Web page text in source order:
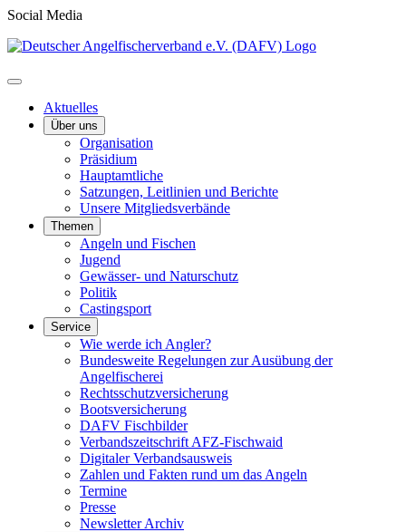
Social Media
Aktuelles
Über uns
Organisation
Präsidium
Hauptamtliche
Satzungen, Leitlinien und Berichte
Unsere Mitgliedsverbände
Themen
Angeln und Fischen
Jugend
Gewässer- und Naturschutz
Politik
Castingsport
Service
Wie werde ich Angler?
Bundesweite Regelungen zur Ausübung der
Angelfischerei
Rechtsschutzversicherung
Bootsversicherung
DAFV Fischbilder
Verbandszeitschrift AFZ-Fischwaid
Digitaler Verbandsausweis
Zahlen und Fakten rund um das Angeln
Termine
Presse
Newsletter Archiv